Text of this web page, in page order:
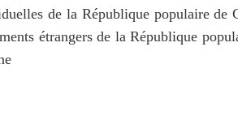
de la République populaire
étrangers de la République